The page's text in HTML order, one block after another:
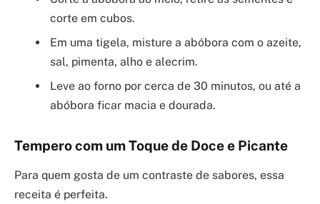
corte em cubos.
Em uma tigela, misture a abóbora com o azeite,
sal, pimenta, alho e alecrim.
Leve ao forno por cerca de 30 minutos, ou até a
abóbora ficar macia e dourada.
Tempero com um Toque de Doce e Picante
Para quem gosta de um contraste de sabores, essa
receita é perfeita.